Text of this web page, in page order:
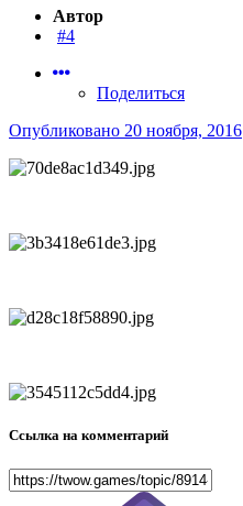
Автор
#4
Поделиться
Опубликовано 20 ноября, 2016
Ссылка на комментарий